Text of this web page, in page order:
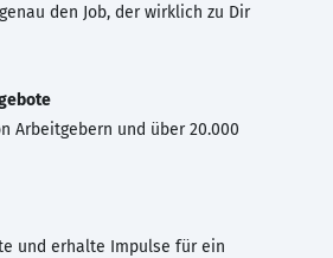
den Job, der wirklich zu Dir
Arbeitgebern und über 20.000
und erhalte Impulse für ein